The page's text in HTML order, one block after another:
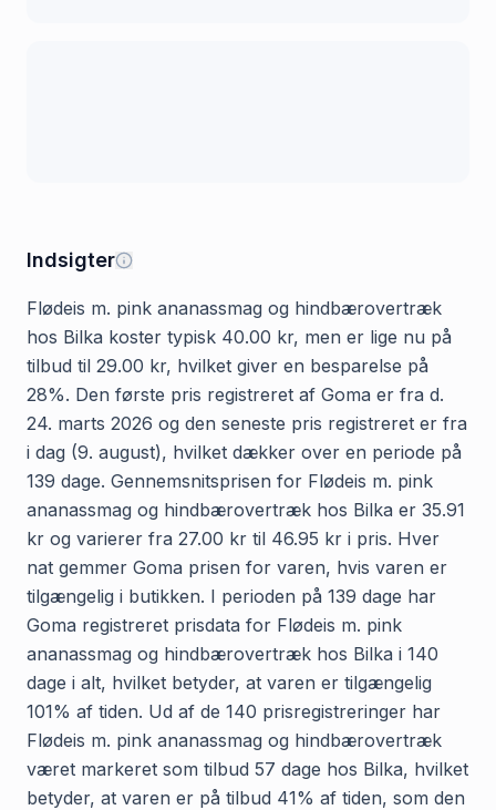
Indsigter
Flødeis m. pink ananassmag og hindbærovertræk
hos Bilka koster typisk 40.00 kr, men er lige nu på
tilbud til 29.00 kr, hvilket giver en besparelse på
28%. Den første pris registreret af Goma er fra d.
24. marts 2026 og den seneste pris registreret er fra
i dag (9. august), hvilket dækker over en periode på
139 dage. Gennemsnitsprisen for Flødeis m. pink
ananassmag og hindbærovertræk hos Bilka er 35.91
kr og varierer fra 27.00 kr til 46.95 kr i pris. Hver
nat gemmer Goma prisen for varen, hvis varen er
tilgængelig i butikken. I perioden på 139 dage har
Goma registreret prisdata for Flødeis m. pink
ananassmag og hindbærovertræk hos Bilka i 140
dage i alt, hvilket betyder, at varen er tilgængelig
101% af tiden. Ud af de 140 prisregistreringer har
Flødeis m. pink ananassmag og hindbærovertræk
været markeret som tilbud 57 dage hos Bilka, hvilket
betyder, at varen er på tilbud 41% af tiden, som den